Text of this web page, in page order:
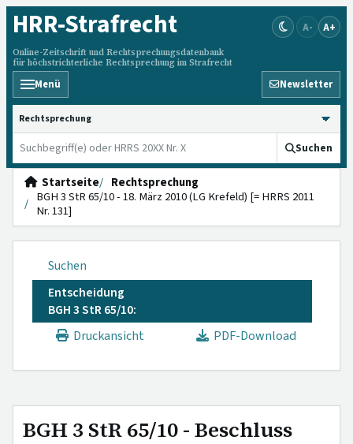
HRR-Strafrecht
Online-Zeitschrift und Rechtsprechungsdatenbank
für höchstrichterliche Rechtsprechung im Strafrecht
A- A+
Menü Newsletter
HRRS durchsuchen
Suchen
Startseite
Rechtsprechung
BGH 3 StR 65/10 - 18. März 2010 (LG Krefeld) [= HRRS 2011
Nr. 131]
Suchen
Entscheidung
BGH 3 StR 65/10:
Druckansicht
PDF-Download
BGH 3 StR 65/10 - Beschluss